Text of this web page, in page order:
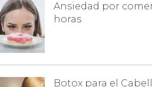
Ansiedad por
horas
Botox para el